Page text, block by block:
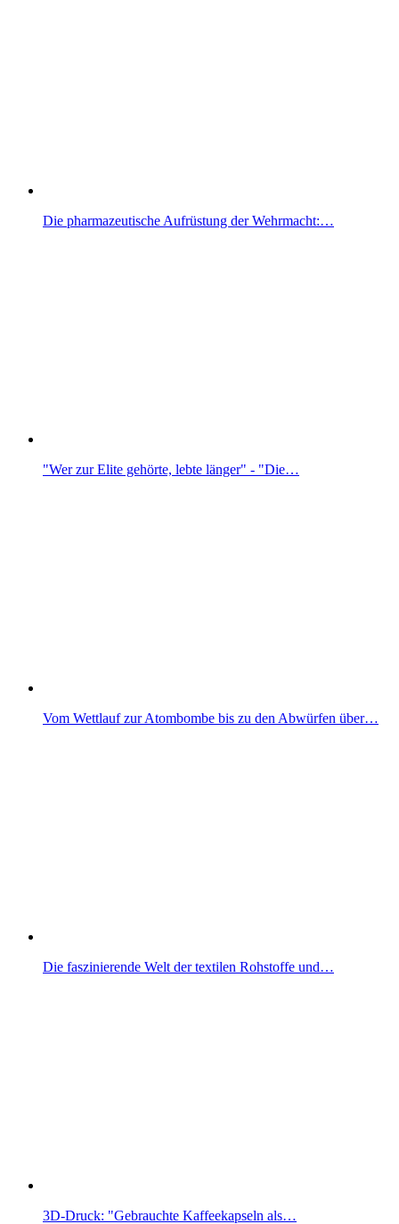
Die pharmazeutische Aufrüstung der Wehrmacht:…
"Wer zur Elite gehörte, lebte länger" - "Die…
Vom Wettlauf zur Atombombe bis zu den Abwürfen über…
Die faszinierende Welt der textilen Rohstoffe und…
3D-Druck: "Gebrauchte Kaffeekapseln als…